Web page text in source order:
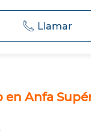
Llamar
en Anfa